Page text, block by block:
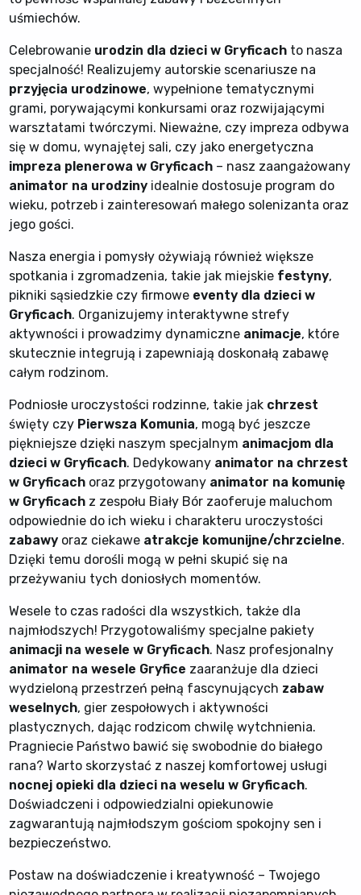
uśmiechów.
Celebrowanie urodzin dla dzieci w Gryficach to nasza
specjalność! Realizujemy autorskie scenariusze na
przyjęcia urodzinowe, wypełnione tematycznymi
grami, porywającymi konkursami oraz rozwijającymi
warsztatami twórczymi. Nieważne, czy impreza odbywa
się w domu, wynajętej sali, czy jako energetyczna
impreza plenerowa w Gryficach – nasz zaangażowany
animator na urodziny idealnie dostosuje program do
wieku, potrzeb i zainteresowań małego solenizanta oraz
jego gości.
Nasza energia i pomysły ożywiają również większe
spotkania i zgromadzenia, takie jak miejskie festyny,
pikniki sąsiedzkie czy firmowe eventy dla dzieci w
Gryficach. Organizujemy interaktywne strefy
aktywności i prowadzimy dynamiczne animacje, które
skutecznie integrują i zapewniają doskonałą zabawę
całym rodzinom.
Podniosłe uroczystości rodzinne, takie jak chrzest
święty czy Pierwsza Komunia, mogą być jeszcze
piękniejsze dzięki naszym specjalnym animacjom dla
dzieci w Gryficach. Dedykowany animator na chrzest
w Gryficach oraz przygotowany animator na komunię
w Gryficach z zespołu Biały Bór zaoferuje maluchom
odpowiednie do ich wieku i charakteru uroczystości
zabawy oraz ciekawe atrakcje komunijne/chrzcielne.
Dzięki temu dorośli mogą w pełni skupić się na
przeżywaniu tych doniosłych momentów.
Wesele to czas radości dla wszystkich, także dla
najmłodszych! Przygotowaliśmy specjalne pakiety
animacji na wesele w Gryficach. Nasz profesjonalny
animator na wesele Gryfice zaaranżuje dla dzieci
wydzieloną przestrzeń pełną fascynujących zabaw
weselnych, gier zespołowych i aktywności
plastycznych, dając rodzicom chwilę wytchnienia.
Pragniecie Państwo bawić się swobodnie do białego
rana? Warto skorzystać z naszej komfortowej usługi
nocnej opieki dla dzieci na weselu w Gryficach.
Doświadczeni i odpowiedzialni opiekunowie
zagwarantują najmłodszym gościom spokojny sen i
bezpieczeństwo.
Postaw na doświadczenie i kreatywność – Twojego